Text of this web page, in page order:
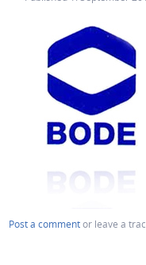
Post a commentor leave a